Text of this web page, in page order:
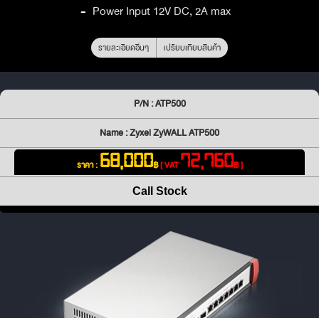
- Power Input 12V DC, 2A max
รายละเอียดอื่นๆ เปรียบเทียบสินค้า
P/N : ATP500
Name : Zyxel ZyWALL ATP500
ราคา : 68,000฿[ VAT72,760฿ ]
Call Stock